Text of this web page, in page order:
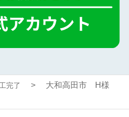
完了
大和高田市 H様